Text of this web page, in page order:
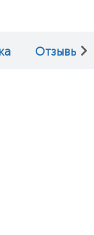
Отзывы (0)